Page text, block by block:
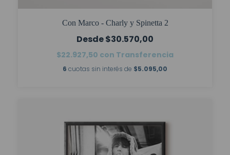
Con Marco - Charly y Spinetta 2
$30.570,00
$22.927,50 con Transferencia
6 cuotas sin interés de $5.095,00